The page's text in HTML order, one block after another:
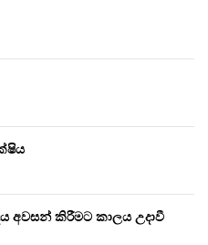
අවසන් කිරීමට කාලය උදාවී